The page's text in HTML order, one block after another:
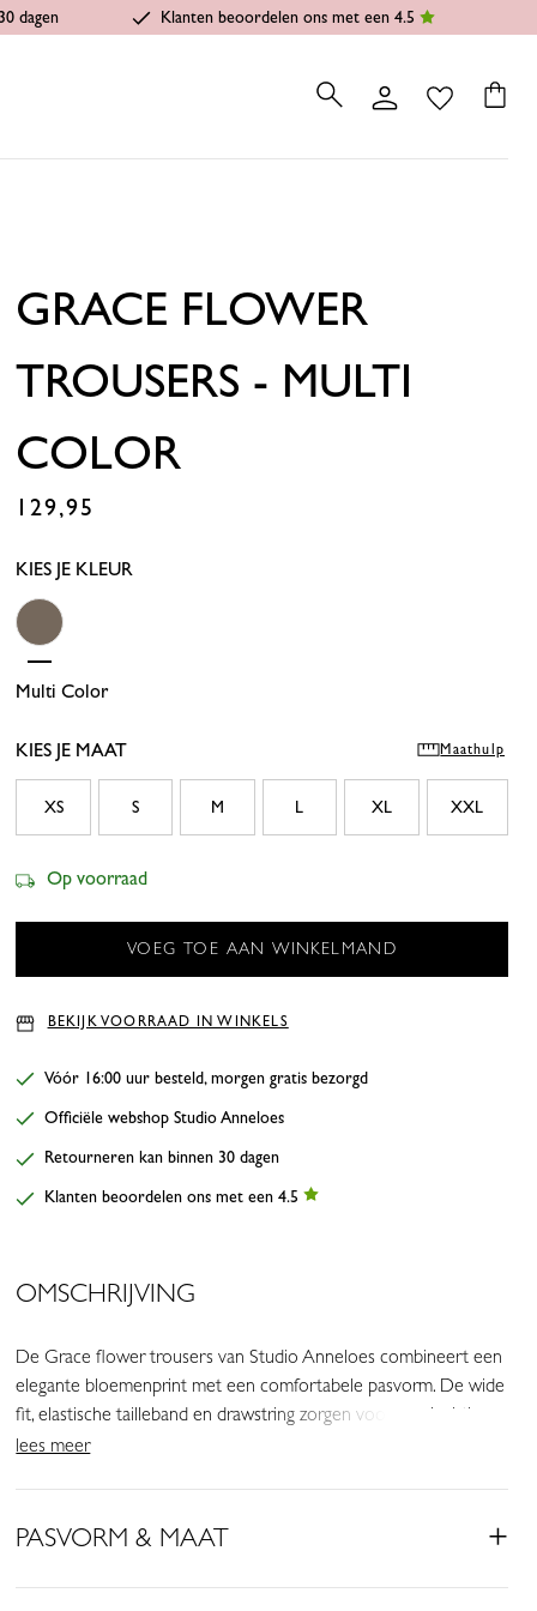
dagen Klanten beoordelen ons met een 4.5
GRACE FLOWER
TROUSERS - MULTI
COLOR
129,95
KIES JE KLEUR
Multi Color
KIES JE MAAT Maathulp
XS S M L XL XXL
Op voorraad
BEKIJK VOORRAAD IN WINKELS
Vóór 16:00 uur besteld, morgen gratis bezorgd
Officiële webshop Studio Anneloes
Retourneren kan binnen 30 dagen
Klanten beoordelen ons met een 4.5
OMSCHRIJVING
De Grace flower trousers van Studio Anneloes combineert een
elegante bloemenprint met een comfortabele pasvorm. De wide
fit, elastische tailleband en drawstring zorgen voor een luchtig
silhouet met een vrouwelijke uitstraling. De combinatie van
• Print: bloemen
lees meer
PASVORM & MAAT